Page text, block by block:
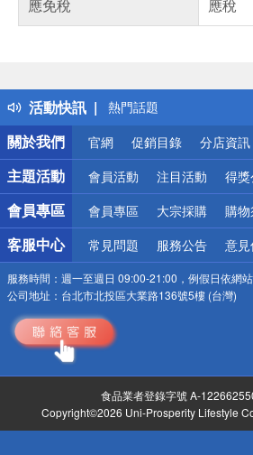
應免稅
應稅
活動快訊
得獎公告
熱門話題
銀行優惠
偏遠地區配送
詐騙網頁！請小心！
關於我們
官網 促銷目錄 分店資訊
主題活動 會員活動 注目活動 得
會員專區 會員專區 大宗採購 購
客服中心 常見問題 服務公告 意
服務時間： 週一至週日 09:00-21:00，例假日依網
公司地址： 台北市北投區大業路136號5樓 (台灣)
食品業者登錄字號 A-
Copyright©2026 Uni-Prosperity Lifestyle